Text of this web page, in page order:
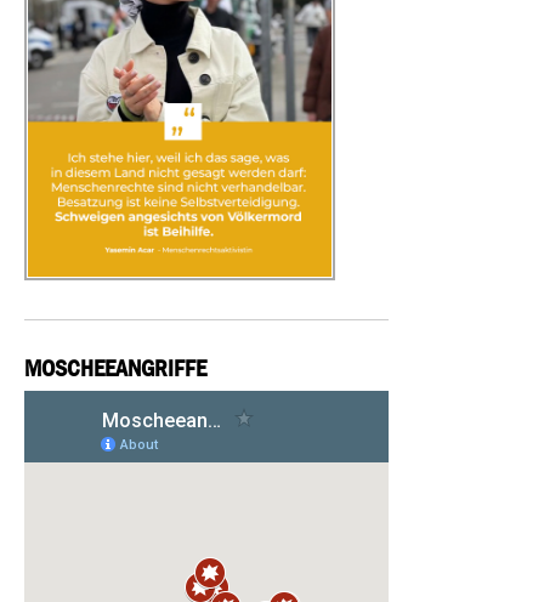
MOSCHEEANGRIFFE